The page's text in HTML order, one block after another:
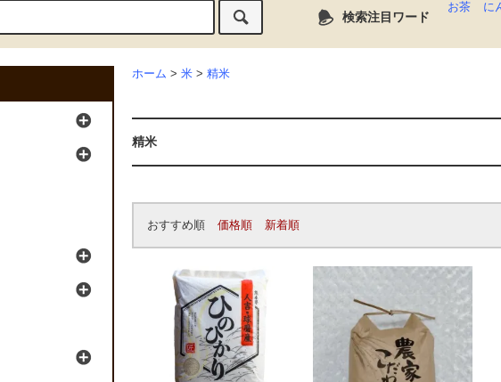
検索注目ワード
お茶 に
ホーム > 米 > 精米
精米
おすすめ順 価格順 新着順